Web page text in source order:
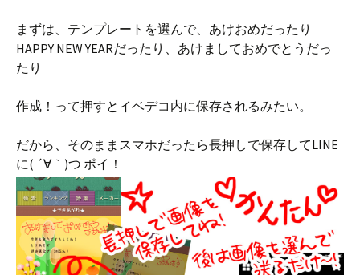
まずは、テンプレートを選んで、あけおめだったり
HAPPY NEW YEARだったり、あけましておめでとうだっ
たり
作成！って押すとイベデコ内に保存されるみたい。
だから、そのままスマホだったら長押しで保存してLINE
に( ´∀｀)つ ポイ！